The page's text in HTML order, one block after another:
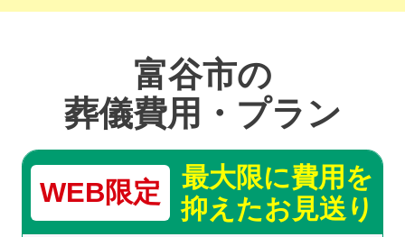
富谷市の
葬儀費用・プラン
WEB限定
最大限に費用を
抑えたお見送り